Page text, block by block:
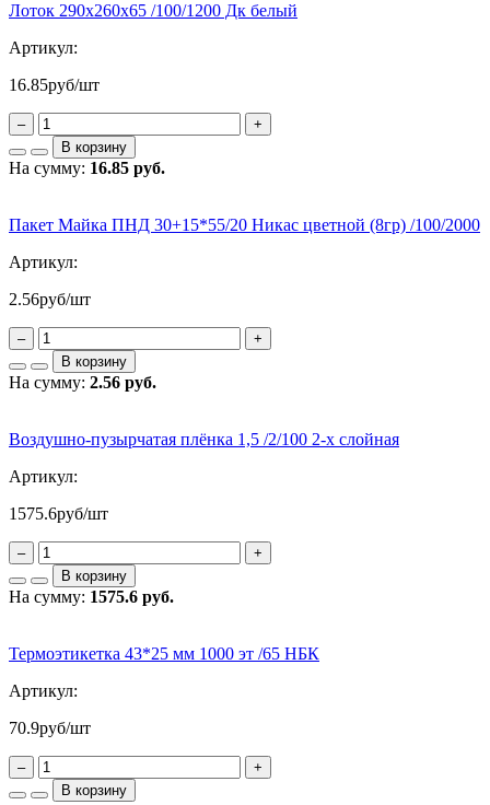
Лоток 290х260х65 /100/1200 Дк белый
Артикул:
16.85руб/шт
–
+
В корзину
На сумму: 16.85 руб.
Пакет Майка ПНД 30+15*55/20 Никас цветной (8гр) /100/2000
Артикул:
2.56руб/шт
–
+
В корзину
На сумму: 2.56 руб.
Воздушно-пузырчатая плёнка 1,5 /2/100 2-х слойная
Артикул:
1575.6руб/шт
–
+
В корзину
На сумму: 1575.6 руб.
Термоэтикетка 43*25 мм 1000 эт /65 НБК
Артикул:
70.9руб/шт
–
+
В корзину